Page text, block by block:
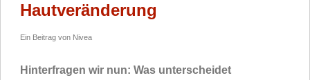
Hautveränderung
Ein Beitrag von Nivea
Hinterfragen wir nun: Was unterscheidet